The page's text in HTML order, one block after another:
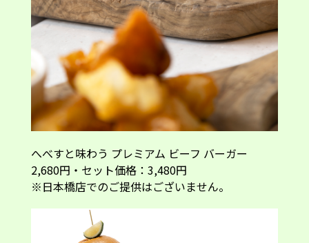
へべすと味わう プレミアム ビーフ バーガー
2,680円・セット価格：3,480円
※日本橋店でのご提供はございません。